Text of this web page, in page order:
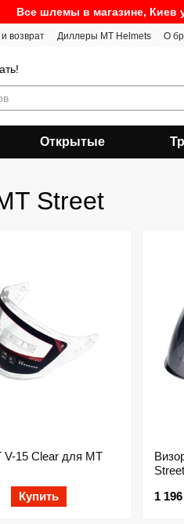
Все шлемы в магазине, Киев
возврат Диллеры MT Helmets О
Открытые
Street
V-15 Clear для MT
Купить
1